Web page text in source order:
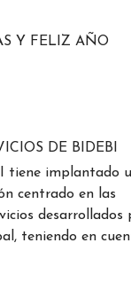
Y FELIZ AÑO
DE BIDEBI
tiene implantado
centrado en las
desarrollados
teniendo en